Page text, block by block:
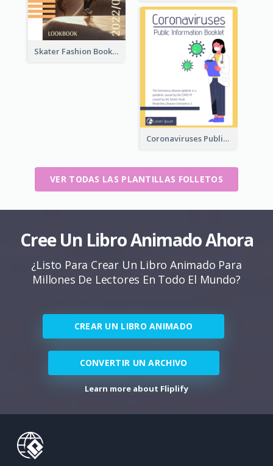
Skater Fashion Booklet
Coronaviruses ​Public Information Booklet
VER TODAS LAS PLANTILLAS FOLLETOS
Cree Un Libro Animado Ahora
¿Listo Para Crear Un Libro Animado Para
Millones De Lectores En Todo El Mundo?
CREAR UN LIBRO ANIMADO
CONVERTIR UN ARCHIVO
Learn more about Fliplify